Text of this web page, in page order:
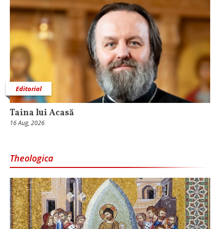
Editorial
Taina lui Acasă
16 Aug, 2026
Theologica